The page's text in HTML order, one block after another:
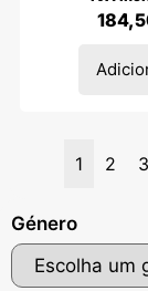
Género
1 2 3